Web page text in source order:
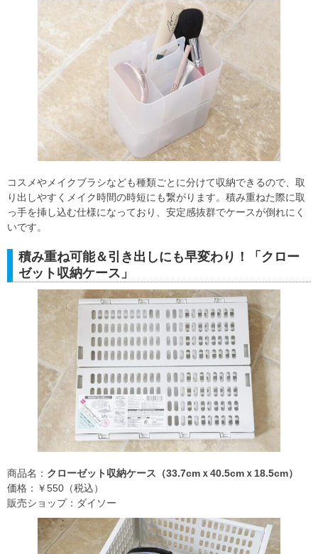
コスメやメイクブラシなども種類ごとに分けて収納できるので、取
り出しやすくメイク時間の時短にも繋がります。積み重ねた際に取
っ手を挿し込む仕様になっており、安定感抜群でケースが倒れにく
いです。
積み重ね可能＆引き出しにも早変わり！「クロー
ゼット収納ケース」
商品名： クローゼット収納ケース（33.7cmｘ40.5cmｘ18.5cm）
価格：￥550（税込）
販売ショップ：ダイソー